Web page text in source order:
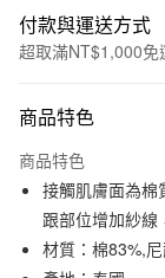
付款與運送方式
超取滿NT$1,000免
信用卡一次付款
信用卡分期付款
3 期 0 利率 每
合作金庫商業銀行
超商取貨付款
商品特色
商品特色
接觸肌膚面為棉
跟部位增加紗線
材質：棉83%,